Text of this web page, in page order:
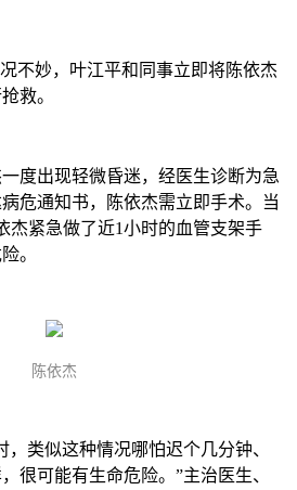
不妙，叶江平和同事立即将陈依杰
救。
度出现轻微昏迷，经医生诊断为急
危通知书，陈依杰需立即手术。当
杰紧急做了近1小时的血管支架手
。
陈依杰
，类似这种情况哪怕迟个几分钟、
很可能有生命危险。”主治医生、